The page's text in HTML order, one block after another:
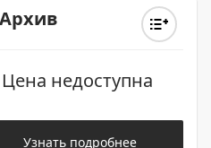
Цена недоступна
Узнать подробнее